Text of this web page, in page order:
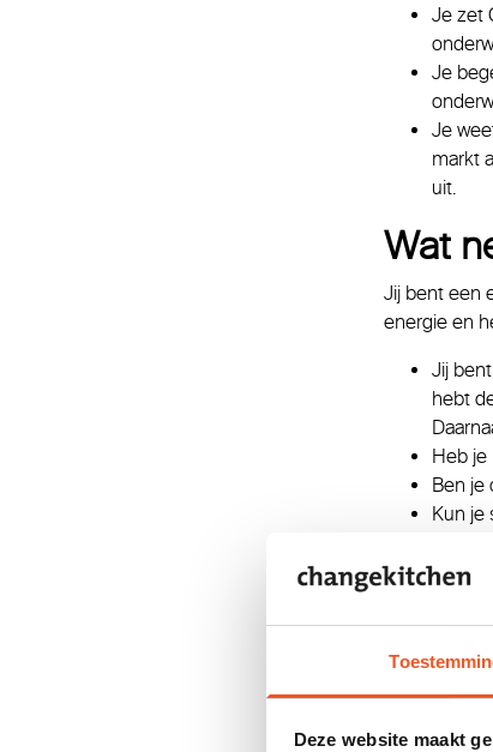
Deze website maakt
Je zet
Je
Je
markt
uit.
Wat
Jij bent een
energie en
Jij
hebt
Heb je
Ben je
Kun je
Ben je
Word